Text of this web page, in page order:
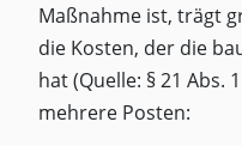
Maßnahme ist, trägt
die Kosten, der die
hat (Quelle: § 21 Abs.
mehrere Posten: